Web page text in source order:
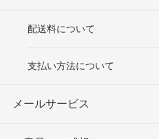
配送料について
支払い方法について
メールサービス